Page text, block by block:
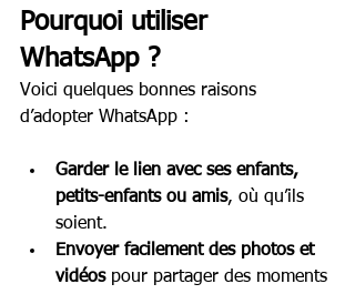
Pourquoi utiliser
WhatsApp ?
Voici quelques bonnes raisons
d’adopter WhatsApp :
Garder le lien avec ses enfants,
petits-enfants ou amis, où qu’ils
soient.
Envoyer facilement des photos et
vidéos pour partager des moments